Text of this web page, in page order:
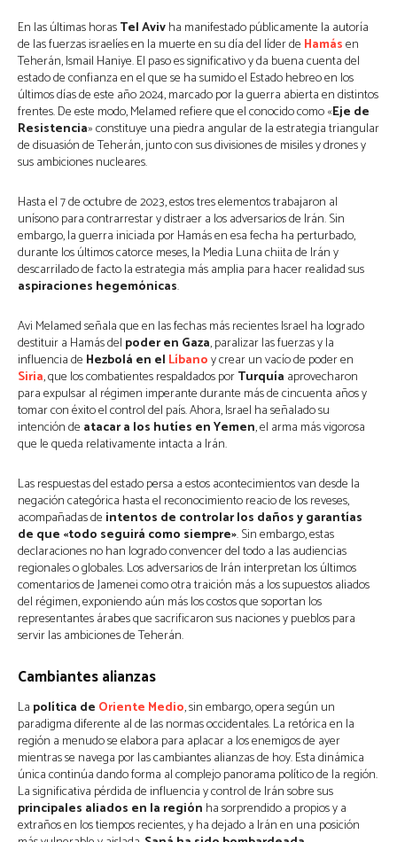
En las últimas horasTel Avivha manifestado públicamente la autoría
de las fuerzas israelíes en la muerte en su día del líder de Hamásen
Teherán, Ismail Haniye. El paso es significativo y da buena cuenta del
estado de confianza en el que se ha sumido el Estado hebreo en los
últimos días de este año 2024, marcado por la guerra abierta en distintos
frentes. De este modo, Melamed refiere que el conocido como «Eje de
Resistencia» constituye una piedra angular de la estrategia triangular
de disuasión de Teherán, junto con sus divisiones de misiles y drones y
sus ambiciones nucleares.
Hasta el 7 de octubre de 2023, estos tres elementos trabajaron al
unísono para contrarrestar y distraer a los adversarios de Irán. Sin
embargo, la guerra iniciada por Hamás en esa fecha ha perturbado,
durante los últimos catorce meses, la Media Luna chiita de Irán y
descarrilado de facto la estrategia más amplia para hacer realidad sus
aspiraciones hegemónicas.
Avi Melamed señala que en las fechas más recientes Israel ha logrado
destituir a Hamás del poder en Gaza, paralizar las fuerzas y la
influencia de Hezbolá en el Líbanoy crear un vacío de poder en
Siria, que los combatientes respaldados porTurquía aprovecharon
para expulsar al régimen imperante durante más de cincuenta años y
tomar con éxito el control del país. Ahora, Israel ha señalado su
intención de atacar a los hutíes en Yemen, el arma más vigorosa
que le queda relativamente intacta a Irán.
Las respuestas del estado persa a estos acontecimientos van desde la
negación categórica hasta el reconocimiento reacio de los reveses,
acompañadas de intentos de controlar los daños y garantías
de que «todo seguirá como siempre». Sin embargo, estas
declaraciones no han logrado convencer del todo a las audiencias
regionales o globales. Los adversarios de Irán interpretan los últimos
comentarios de Jamenei como otra traición más a los supuestos aliados
del régimen, exponiendo aún más los costos que soportan los
representantes árabes que sacrificaron sus naciones y pueblos para
servir las ambiciones de Teherán.
Cambiantes alianzas
La política de Oriente Medio, sin embargo, opera según un
paradigma diferente al de las normas occidentales. La retórica en la
región a menudo se elabora para aplacar a los enemigos de ayer
mientras se navega por las cambiantes alianzas de hoy. Esta dinámica
única continúa dando forma al complejo panorama político de la región.
La significativa pérdida de influencia y control de Irán sobre sus
principales aliados en la región ha sorprendido a propios y a
extraños en los tiempos recientes, y ha dejado a Irán en una posición